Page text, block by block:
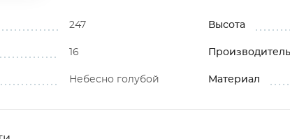
247 Высота
16 Производитель
Небесно голубой Материал